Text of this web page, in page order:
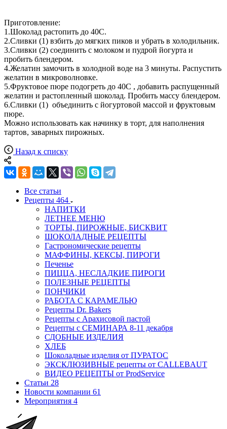
Приготовление:
1.Шоколад растопить до 40С.
2.Сливки (1) взбить до мягких пиков и убрать в холодильник.
3.Сливки (2) соединить с молоком и пудрой йогурта и
пробить блендером.
4.Желатин замочить в холодной воде на 3 минуты. Распустить
желатин в микроволновке.
5.Фруктовое пюре подогреть до 40С , добавить распущенный
желатин и растопленный шоколад. Пробить массу блендером.
6.Сливки (1) объединить с йогуртовой массой и фруктовым
пюре.
Можно использовать как начинку в торт, для наполнения
тартов, заварных пирожных.
Назад к списку
Все статьи
Рецепты 464
НАПИТКИ
ЛЕТНЕЕ МЕНЮ
ТОРТЫ, ПИРОЖНЫЕ, БИСКВИТ
ШОКОЛАДНЫЕ РЕЦЕПТЫ
Гастрономические рецепты
МАФФИНЫ, КЕКСЫ, ПИРОГИ
Печенье
ПИЦЦА, НЕСЛАДКИЕ ПИРОГИ
ПОЛЕЗНЫЕ РЕЦЕПТЫ
ПОНЧИКИ
РАБОТА С КАРАМЕЛЬЮ
Рецепты Dr. Bakers
Рецепты с Арахисовой пастой
Рецепты с СЕМИНАРА 8-11 декабря
СДОБНЫЕ ИЗДЕЛИЯ
ХЛЕБ
Шоколадные изделия от ПУРАТОС
ЭКСКЛЮЗИВНЫЕ рецепты от CALLEBAUT
ВИДЕО РЕЦЕПТЫ от ProdService
Статьи 28
Новости компании 61
Мероприятия 4